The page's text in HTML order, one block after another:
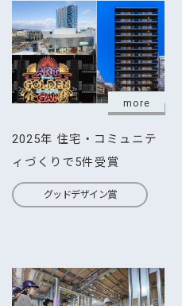
more
2025年 住宅・コミュニテ
ィづくりで5件受賞
グッドデザイン賞